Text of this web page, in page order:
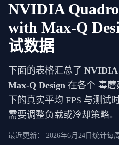
NVIDIA
with Max-Q
试数据
下面的表格汇总了 NVIDIA
Max-Q Design 在各个 毒
下的真实平均 FPS 与测试
需要调整负载或冷却策略。
最近更新： 2026年6月24日 统计每